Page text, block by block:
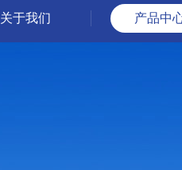
关于我们 产品中